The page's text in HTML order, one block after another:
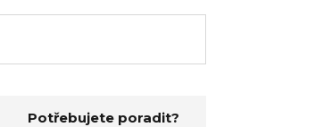
Potřebujete poradit?